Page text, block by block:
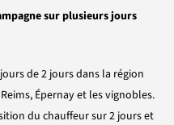
sur plusieurs jours
de 2 jours dans la région
Épernay et les vignobles.
du chauffeur sur 2 jours et